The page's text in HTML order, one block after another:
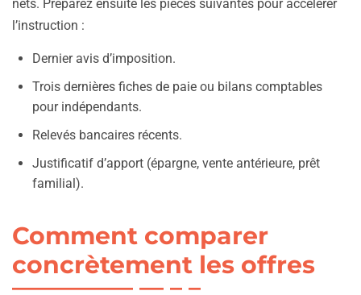
nets. Préparez ensuite les pièces suivantes pour accélérer
l’instruction :
Dernier avis d’imposition.
Trois dernières fiches de paie ou bilans comptables
pour indépendants.
Relevés bancaires récents.
Justificatif d’apport (épargne, vente antérieure, prêt
familial).
Comment comparer
concrètement les offres